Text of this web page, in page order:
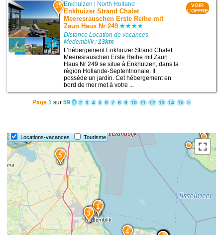
15 Enkhuizen North Holland
Enkhuizer Strand Chalet
Meeresrauschen Erste Reihe mit
Zaun Haus Nr 249
Distance Location de vacances-
Medemblik :13km
L’hébergement Enkhuizer Strand Chalet
Meeresrauschen Erste Reihe mit Zaun
Haus Nr 249 se situe à Enkhuizen, dans la
région Hollande-Septentrionale. Il
possède un jardin. Cet hébergement en
bord de mer met à votre ...
VOIR
L'OFFRE
Page 1sur 59 1 2 3 4 5 6 7 8 9 10 11 12 13 14 15 >
Locations-vacances Tourisme
5
4
32
1